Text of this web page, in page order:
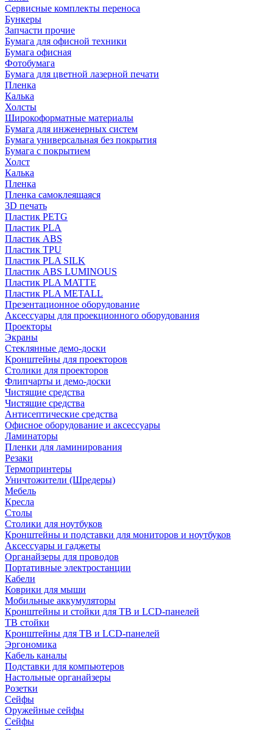
Сервисные комплекты переноса
Бункеры
Запчасти прочие
Бумага для офисной техники
Бумага офисная
Фотобумага
Бумага для цветной лазерной печати
Пленка
Калька
Холсты
Широкоформатные материалы
Бумага для инженерных систем
Бумага универсальная без покрытия
Бумага с покрытием
Холст
Калька
Пленка
Пленка самоклеящаяся
3D печать
Пластик PETG
Пластик PLA
Пластик ABS
Пластик TPU
Пластик PLA SILK
Пластик ABS LUMINOUS
Пластик PLA MATTE
Пластик PLA METALL
Презентационное оборудование
Аксессуары для проекционного оборудования
Проекторы
Экраны
Стеклянные демо-доски
Кронштейны для проекторов
Столики для проекторов
Флипчарты и демо-доски
Чистящие средства
Чистящие средства
Антисептические средства
Офисное оборудование и аксессуары
Ламинаторы
Пленки для ламинирования
Резаки
Термопринтеры
Уничтожители (Шредеры)
Мебель
Кресла
Столы
Столики для ноутбуков
Кронштейны и подставки для мониторов и ноутбуков
Аксессуары и гаджеты
Органайзеры для проводов
Портативные электростанции
Кабели
Коврики для мыши
Мобильные аккумуляторы
Кронштейны и стойки для ТВ и LCD-панелей
ТВ стойки
Кронштейны для ТВ и LCD-панелей
Эргономика
Кабель каналы
Подставки для компьютеров
Настольные органайзеры
Розетки
Сейфы
Оружейные сейфы
Сейфы